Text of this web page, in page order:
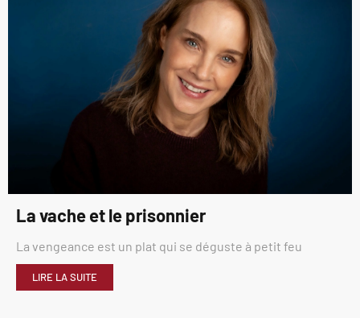
La vache et le prisonnier
La vengeance est un plat qui se déguste à petit feu
LIRE LA SUITE